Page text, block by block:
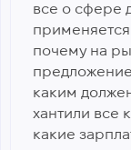
все о сфере
применяется
почему на
предложение
каким
хантили все
какие